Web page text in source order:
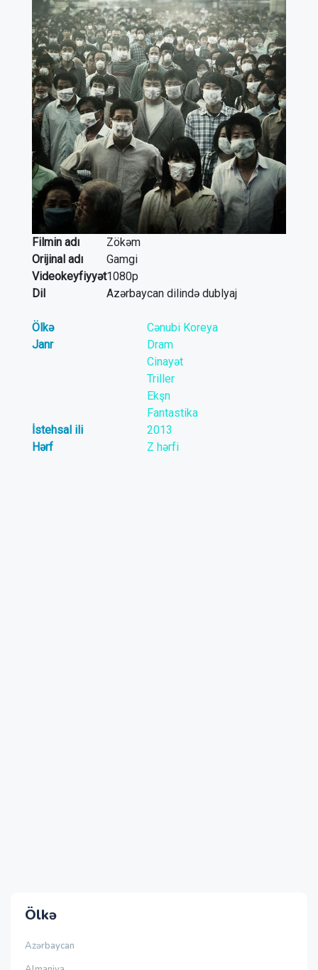
Ölkə
Azərbaycan
Filmin adı
Zökəm
Orijinal adı
Gamgi
Videokeyfiyyət1080p
Dil
Azərbaycan dilində dublyaj
Ölkə
Cənubi Koreya
Janr
Dram
Cinayət
Triller
Ekşn
Fantastika
İstehsal ili
2013
Hərf
Z hərfi